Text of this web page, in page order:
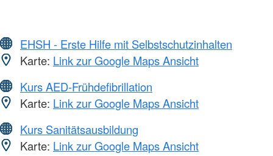
EHSH - Erste Hilfe mit Selbstschutzinhalten
Karte: Link zur Google Maps Ansicht
Kurs AED-Frühdefibrillation
Karte: Link zur Google Maps Ansicht
Kurs Sanitätsausbildung
Karte: Link zur Google Maps Ansicht